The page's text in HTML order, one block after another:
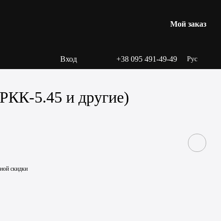
Мой заказ
Вход +38 095 491-49-49 Рус
5.45 и другие)
скидки